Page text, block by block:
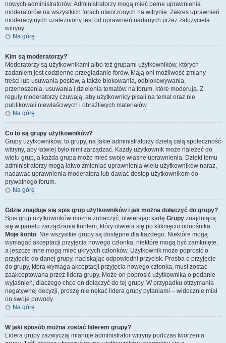
nowych administratorów. Administratorzy mogą mieć pełne uprawnienia
moderatorów na wszystkich forach utworzonych na witrynie. Zakres uprawnień
moderacyjnych uzależniony jest od uprawnień nadanych przez założyciela
witryny.
Na górę
Kim są moderatorzy?
Moderatorzy są użytkownikami albo też grupami użytkowników, których
zadaniem jest codzienne przeglądanie forów. Mają oni możliwość zmiany
treści lub usuwania postów, a także blokowania, odblokowywania,
przenoszenia, usuwania i dzielenia tematów na forum, które moderują. Z
reguły moderatorzy czuwają, aby użytkownicy pisali na temat oraz nie
publikowali niewłaściwych i obraźliwych materiałów.
Na górę
Co to są grupy użytkowników?
Grupy użytkowników, to grupy, na jakie administratorzy dzielą całą społeczność
witryny, aby łatwiej było nimi zarządzać. Każdy użytkownik może należeć do
wielu grup, a każda grupa może mieć swoje własne uprawnienia. Dzięki temu
administratorzy mogą łatwo zmieniać uprawnienia wielu użytkowników naraz,
nadawać uprawnienia moderatora lub dawać dostęp użytkownikom do
prywatnego forum.
Na górę
Gdzie znajduje się spis grup użytkowników i jak można dołączyć do grupy?
Spis grup użytkowników można zobaczyć, otwierając kartę Grupy znajdującą
się w panelu zarządzania kontem, który otwiera się po kliknięciu odnośnika
Moje konto. Nie wszystkie grupy są dostępne dla każdego. Niektóre mogą
wymagać akceptacji przyjęcia nowego członka, niektóre mogą być zamknięte,
a jeszcze inne mogą mieć ukrytych członków. Użytkownik może poprosić o
przyjęcie do danej grupy, naciskając odpowiedni przycisk. Prośba o przyjęcie
do grupy, która wymaga akceptacji przyjęcia nowego członka, musi zostać
zaakceptowana przez lidera grupy. Może on poprosić użytkownika o podanie
wyjaśnień, dlaczego chce on dołączyć do tej grupy. W przypadku otrzymania
negatywnej decyzji, proszę nie nękać lidera grupy pytaniami – widocznie miał
on swoje powody.
Na górę
W jaki sposób można zostać liderem grupy?
Lidera grupy zazwyczaj mianuje administrator witryny podczas tworzenia